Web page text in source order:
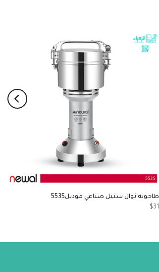
طاحونة نوال ستيل صناعي موديل5535
$31